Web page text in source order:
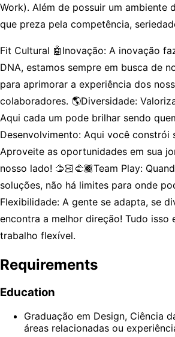
Work). Além de possuir um ambiente
que preza pela competência,
Fit Cultural 🤖Inovação: A inovação
DNA, estamos sempre em busca de
para aprimorar a experiência dos
colaboradores. 🌎Diversidade:
Aqui cada um pode brilhar sendo
Desenvolvimento: Aqui você constrói
Aproveite as oportunidades em sua
nosso lado! 🫱🏻‍🫲🏿Team Play:
soluções, não há limites para onde
Flexibilidade: A gente se adapta, se
encontra a melhor direção! Tudo isso
trabalho flexível.
Requirements
Education
Graduação em Design, Ciência
áreas relacionadas ou